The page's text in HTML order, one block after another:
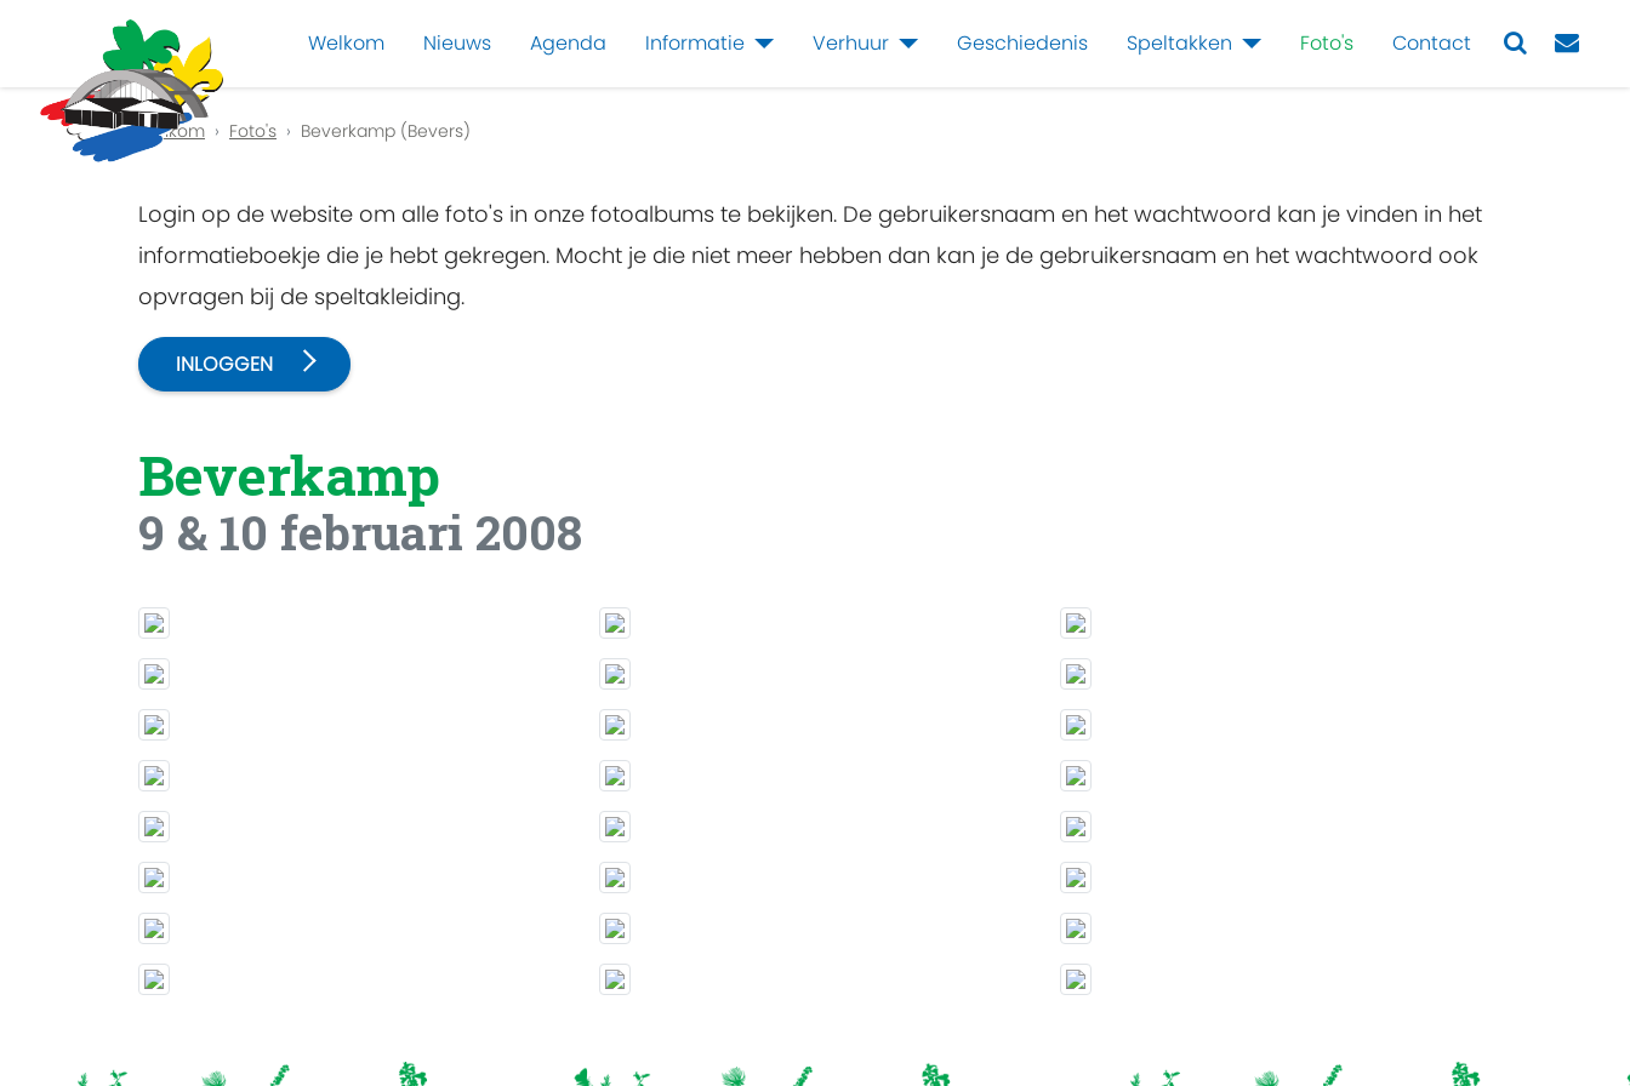
Welkom Nieuws Agenda Informatie Verhuur Geschiedenis Speltakken Foto's Contact
Previous
Welkom Foto's Beverkamp (Bevers)
Login op de website om alle foto's in onze fotoalbums te bekijken. De gebruikersnaam en het wachtwoord kan je vinden in het
informatieboekje die je hebt gekregen. Mocht je die niet meer hebben dan kan je de gebruikersnaam en het wachtwoord ook
opvragen bij de speltakleiding.
INLOGGEN
Beverkamp
9 & 10 februari 2008